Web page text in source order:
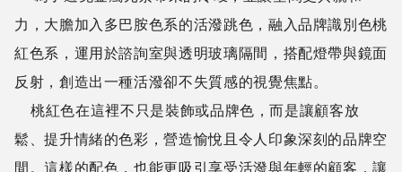
2️⃣ 金屬質感×科技感，提升專業氛圍
由於GINSKIN品牌定位帶有專業與科技感，在設計中
導入了金屬材質與流線型的設計，讓空間能夠展現高級舒
適感。無論是金屬展示櫃，還是鏡面反射的應用，都讓空